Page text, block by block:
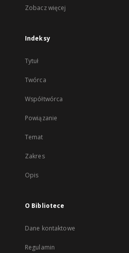
Zobacz więcej
Indeksy
Tytuł
Twórca
Współtwórca
Powiązanie
Temat
Zakres
Opis
O Bibliotece
Dane kontaktowe
Regulamin